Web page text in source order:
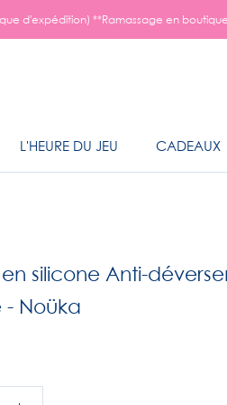
d'expédition) **Ramassage en
L'HEURE DU JEU
CADEAUX
silicone Anti-
- Noüka